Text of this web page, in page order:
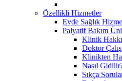
Özellikli Hizmetler
Evde Sağlık
Palyatif Bakım
Klinik
Doktor
Klinikten
Nasıl
Sıkça